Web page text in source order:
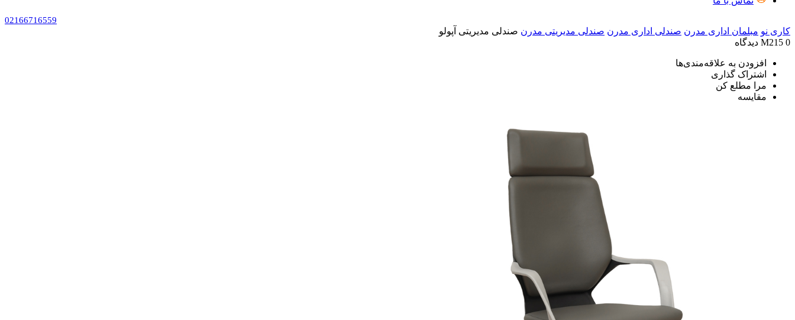
02166716559
کاری نو مبلمان اداری مدرن صندلی اداری مدرن صندلی مدیریتی مدرن صندلی مدیریتی آپولو
M215 0 دیدگاه
افزودن به علاقه‌مندی‌ها
اشتراک گذاری
مرا مطلع کن
مقایسه